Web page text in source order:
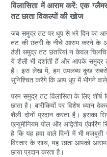
विलासिता में आराम करें: एक
तट छाता विकल्पों की खोज
जब समुद्र तट पर धूप से भरे दिन का
तट की छतरी के नीचे आराम करने
ठंडी समुद्र तट छतरियां न केवल
ये शैली भी दर्शाती हैं और आपके समुद्र
हैं। इस लेख में, हम उपलब्ध कुछ सबसे
सुनिश्चित करेंगे कि आप धूप में भीगने
परम समुद्र तट विलासिता के लिए
छाता है। बारीकियों पर विशेष ध्यान
शैली दोनों प्रदान करता है। इसका
एल्यूमीनियम पोल और अद्वितीय
है कि यह हवा वाले दिनों में भी
विस्तार के साथ, यह छाता आपको आराम
छाया प्रदान करता है।